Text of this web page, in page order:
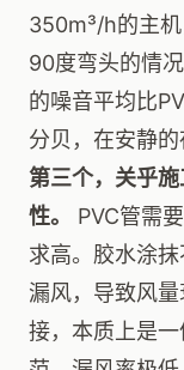
350m³/h的主
90度弯头的情
的噪音平均比
分贝，在安静的
第三个，关乎
性。
PVC管需
求高。胶水涂
漏风，导致风
接，本质上是